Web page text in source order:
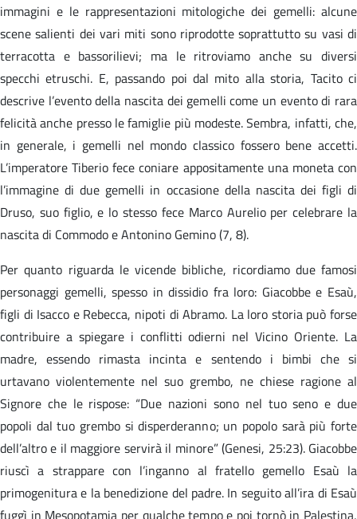
immagini e le rappresentazioni mitologiche dei gemelli: alcune
scene salienti dei vari miti sono riprodotte soprattutto su vasi di
terracotta e bassorilievi; ma le ritroviamo anche su diversi
specchi etruschi. E, passando poi dal mito alla storia, Tacito ci
descrive l’evento della nascita dei gemelli come un evento di rara
felicità anche presso le famiglie più modeste. Sembra, infatti, che,
in generale, i gemelli nel mondo classico fossero bene accetti.
L’imperatore Tiberio fece coniare appositamente una moneta con
l’immagine di due gemelli in occasione della nascita dei figli di
Druso, suo figlio, e lo stesso fece Marco Aurelio per celebrare la
nascita di Commodo e Antonino Gemino (7, 8).
Per quanto riguarda le vicende bibliche, ricordiamo due famosi
personaggi gemelli, spesso in dissidio fra loro: Giacobbe e Esaù,
figli di Isacco e Rebecca, nipoti di Abramo. La loro storia può forse
contribuire a spiegare i conflitti odierni nel Vicino Oriente. La
madre, essendo rimasta incinta e sentendo i bimbi che si
urtavano violentemente nel suo grembo, ne chiese ragione al
Signore che le rispose: “Due nazioni sono nel tuo seno e due
popoli dal tuo grembo si disperderanno; un popolo sarà più forte
dell’altro e il maggiore servirà il minore” (Genesi, 25:23). Giacobbe
riuscì a strappare con l’inganno al fratello gemello Esaù la
primogenitura e la benedizione del padre. In seguito all’ira di Esaù
fuggì in Mesopotamia per qualche tempo e poi tornò in Palestina,